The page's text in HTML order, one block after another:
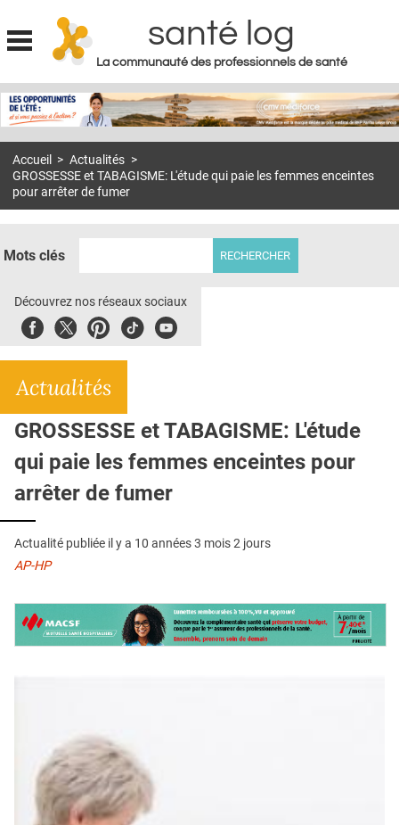
Jump to navigation
santé log
La communauté des professionnels de santé
MON COMPTE
S'ABONNER À LA REVUE SOIN À DOMICILE
E-REVUE SAD
THÉMA
CRÉDITS
Accueil > Actualités >
GROSSESSE et TABAGISME: L'étude qui paie les femmes enceintes
pour arrêter de fumer
Mots clés
Découvrez nos réseaux sociaux
FacebookTwitterPinterest
TiktokYoubute
Actualités
GROSSESSE et TABAGISME: L'étude
qui paie les femmes enceintes pour
arrêter de fumer
Actualité publiée il y a 10 années 3 mois 2 jours
AP-HP